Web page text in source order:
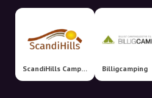
ScandiHills Camping & Outdoor Billigcamping